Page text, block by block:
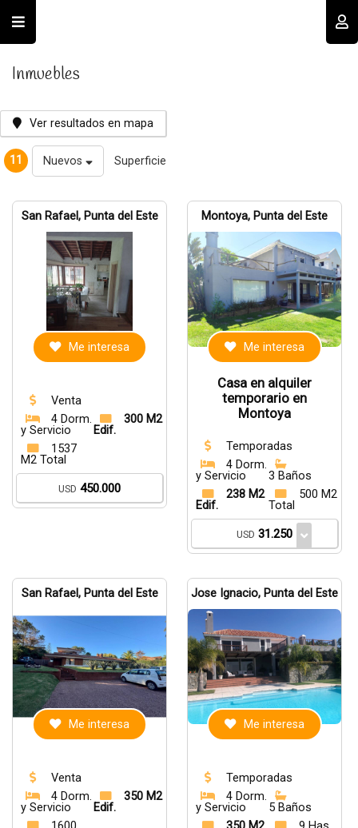
Recordar datos
INGRESAR
Olvidé mi clave Registro
Inmuebles
Ver resultados en mapa
11 Nuevos Superficie
San Rafael, Punta del Este
Me interesa
Venta
4 Dorm.
y Servicio
300 M2
Edif.
1537
M2 Total
USD 450.000
Montoya, Punta del Este
Me interesa
Casa en alquiler
temporario en
Montoya
Temporadas
4 Dorm.
y Servicio
3 Baños
238 M2
Edif.
500 M2
Total
USD 31.250
San Rafael, Punta del Este
Me interesa
Venta
4 Dorm.
y Servicio
350 M2
Edif.
Jose Ignacio, Punta del Este
Me interesa
Temporadas
4 Dorm.
y Servicio
5 Baños